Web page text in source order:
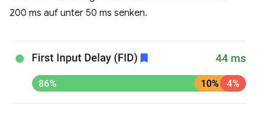
200 ms auf unter 50 ms senken.